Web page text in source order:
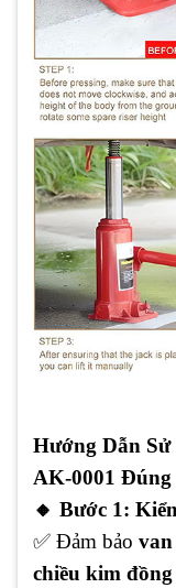
Hướng Dẫn
AK-0001 Đúng
🔸 Bước 1:
✅ Đảm bảo van
chiều kim đồng